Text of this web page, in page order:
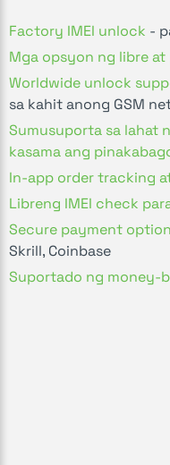
Factory IMEI unlock -
Mga opsyon ng libre
Worldwide unlock
sa kahit anong GSM
Sumusuporta sa lahat
kasama ang
In-app order tracking
Libreng IMEI check
Secure payment
Skrill, Coinbase
Suportado ng money-